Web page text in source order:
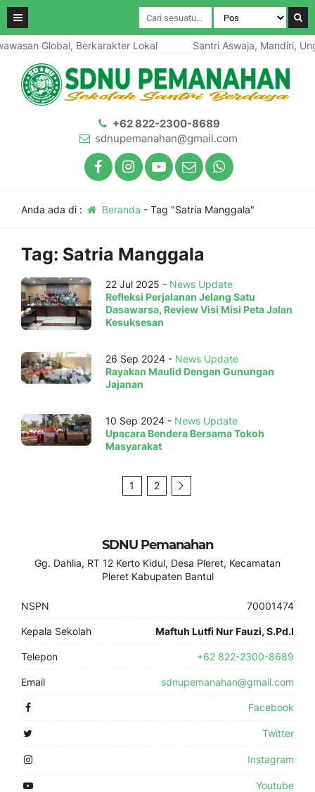
Global, Berkarakter Lokal Santri Aswaja, Mandiri,
+62 822-2300-8689
sdnupemanahan@gmail.com
Anda ada di : Beranda - Tag "Satria Manggala"
Tag: Satria Manggala
22 Jul 2025 - News Update
Refleksi Perjalanan Jelang Satu
Dasawarsa, Review Visi Misi Peta Jalan
Kesuksesan
26 Sep 2024 - News Update
Rayakan Maulid Dengan Gunungan
Jajanan
10 Sep 2024 - News Update
Upacara Bendera Bersama Tokoh
Masyarakat
1 2
SDNU Pemanahan
Gg. Dahlia, RT 12 Kerto Kidul, Desa Pleret, Kecamatan
Pleret Kabupaten Bantul
NSPN 70001474
Kepala Sekolah Maftuh Lutfi Nur Fauzi, S.Pd.I
Telepon +62 822-2300-8689
Email sdnupemanahan@gmail.com
Facebook
Twitter
Instagram
Youtube